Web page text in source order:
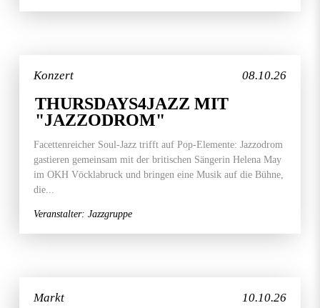
08.10.26
Konzert
THURSDAYS4JAZZ MIT
"JAZZODROM"
Facettenreicher Soul-Jazz trifft auf Pop-Elemente: Jazzodrom
gastieren gemeinsam mit der britischen Sängerin Helena May
im OKH Vöcklabruck und bringen eine Musik auf die Bühne,
die...
Veranstalter: Jazzgruppe
10.10.26
Markt